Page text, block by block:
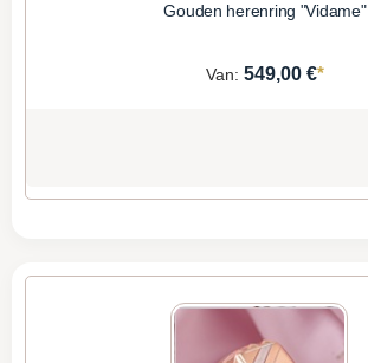
Gouden herenring "Vidame"
Van: 549,00 €*